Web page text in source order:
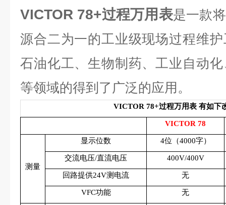
VICTOR 78+过程万用表是一款
源合二为一的工业级现场过程维
石油化工、生物制药、工业自动
等领域的得到了广泛的应用。
VICTOR 78+过程万用表 有如下
VICTOR 78
测量
显示位数 4位（4000字）
交流电压/直流电压 400V/400V
回路提供24V测电流 无
VFC功能 无